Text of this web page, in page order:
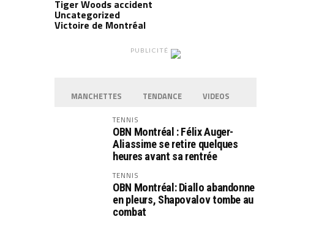
Tiger Woods accident
Uncategorized
Victoire de Montréal
PUBLICITÉ
MANCHETTES TENDANCE VIDEOS
TENNIS
OBN Montréal : Félix Auger-
Aliassime se retire quelques
heures avant sa rentrée
TENNIS
OBN Montréal: Diallo abandonne
en pleurs, Shapovalov tombe au
combat